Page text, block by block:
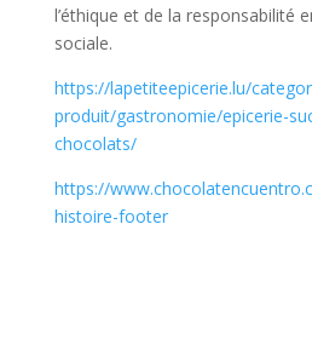
l’éthique et de la responsabilité
sociale.
https://lapetiteepicerie.lu/
produit/gastronomie/epicerie-
chocolats/
https://
histoire-footer